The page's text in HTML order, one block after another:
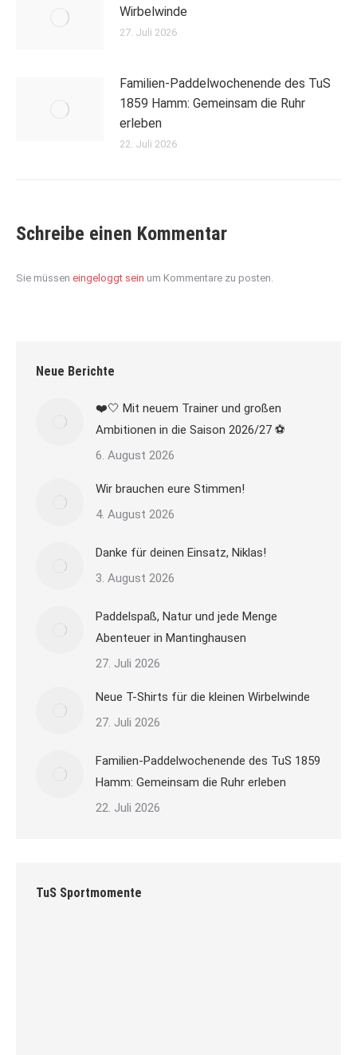
Wirbelwinde
27. Juli 2026
Familien-Paddelwochenende des TuS
1859 Hamm: Gemeinsam die Ruhr
erleben
22. Juli 2026
Schreibe einen Kommentar
Sie müssen eingeloggt sein um Kommentare zu posten.
Neue Berichte
❤️🤍 Mit neuem Trainer und großen
Ambitionen in die Saison 2026/27 ⚽
6. August 2026
Wir brauchen eure Stimmen!
4. August 2026
Danke für deinen Einsatz, Niklas!
3. August 2026
Paddelspaß, Natur und jede Menge
Abenteuer in Mantinghausen
27. Juli 2026
Neue T-Shirts für die kleinen Wirbelwinde
27. Juli 2026
Familien-Paddelwochenende des TuS 1859
Hamm: Gemeinsam die Ruhr erleben
22. Juli 2026
TuS Sportmomente